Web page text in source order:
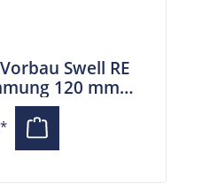
Swell RE
120 mm
schwarz